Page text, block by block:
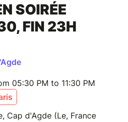
SOIRÉE
FIN 23H
05:30 PM to 11:30 PM
Cap d'Agde (Le, France